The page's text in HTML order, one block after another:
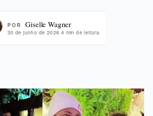
POR Giselle Wagner
30 de junho de 2026·4 min de leitura